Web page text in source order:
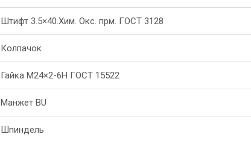
Штифт 3.5×40.Хим. Окс. прм. ГОСТ 3128
Колпачок
Гайка М24×2-6Н ГОСТ 15522
Манжет BU
Шпиндель